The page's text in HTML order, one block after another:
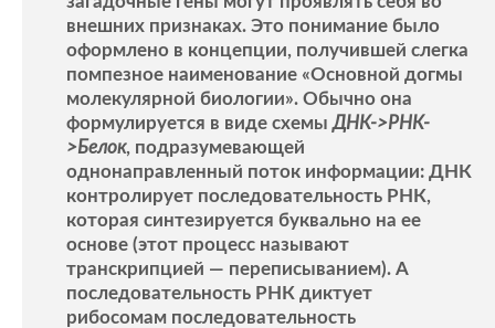
внешних признаках. Это понимание было
оформлено в концепции, получившей слегка
помпезное наименование «Основной догмы
молекулярной биологии». Обычно она
формулируется в виде схемыДНК->РНК-
>Белок, подразумевающей
однонаправленный поток информации: ДНК
контролирует последовательность РНК,
которая синтезируется буквально на ее
основе (этот процесс называют
транскрипцией — переписыванием). А
последовательность РНК диктует
рибосомам последовательность